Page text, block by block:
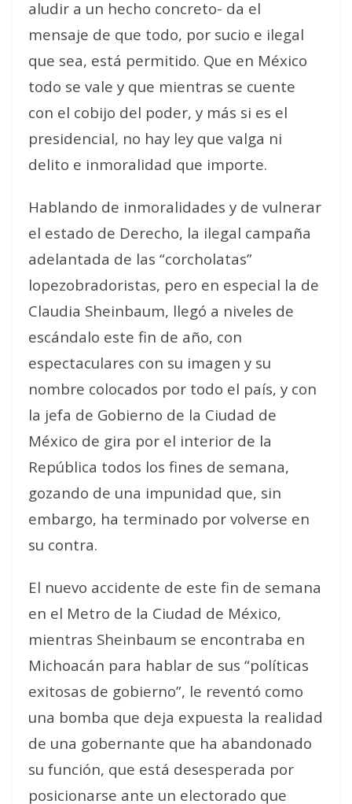
aludir a un hecho concreto- da el
mensaje de que todo, por sucio e ilegal
que sea, está permitido. Que en México
todo se vale y que mientras se cuente
con el cobijo del poder, y más si es el
presidencial, no hay ley que valga ni
delito e inmoralidad que importe.
Hablando de inmoralidades y de vulnerar
el estado de Derecho, la ilegal campaña
adelantada de las “corcholatas”
lopezobradoristas, pero en especial la de
Claudia Sheinbaum, llegó a niveles de
escándalo este fin de año, con
espectaculares con su imagen y su
nombre colocados por todo el país, y con
la jefa de Gobierno de la Ciudad de
México de gira por el interior de la
República todos los fines de semana,
gozando de una impunidad que, sin
embargo, ha terminado por volverse en
su contra.
El nuevo accidente de este fin de semana
en el Metro de la Ciudad de México,
mientras Sheinbaum se encontraba en
Michoacán para hablar de sus “políticas
exitosas de gobierno”, le reventó como
una bomba que deja expuesta la realidad
de una gobernante que ha abandonado
su función, que está desesperada por
posicionarse ante un electorado que